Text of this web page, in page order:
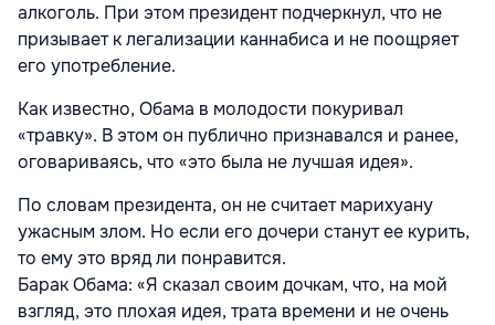
алкоголь. При этом президент подчеркнул, что не
призывает к легализации каннабиса и не поощряет
его употребление.
Как известно, Обама в молодости покуривал
«травку». В этом он публично признавался и ранее,
оговариваясь, что «это была не лучшая идея».
По словам президента, он не считает марихуану
ужасным злом. Но если его дочери станут ее курить,
то ему это вряд ли понравится.
Барак Обама: «Я сказал своим дочкам, что, на мой
взгляд, это плохая идея, трата времени и не очень